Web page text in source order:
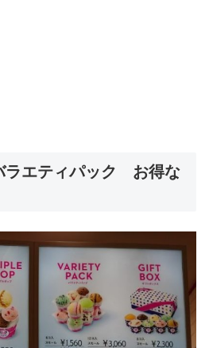
ラエティパック お得な